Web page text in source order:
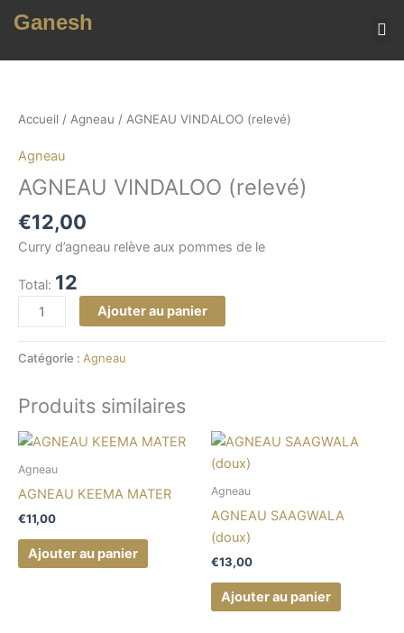
Ganesh
Accueil / Agneau / AGNEAU VINDALOO (relevé)
Agneau
AGNEAU VINDALOO (relevé)
€12,00
Curry d’agneau relève aux pommes de le
Total: 12
AGNEAU
(relevé)
Ajouter au panier
Catégorie : Agneau
Produits similaires
Agneau
AGNEAU KEEMA MATER
€11,00
Ajouter au panier
Agneau
AGNEAU SAAGWALA
(doux)
€13,00
Ajouter au panier